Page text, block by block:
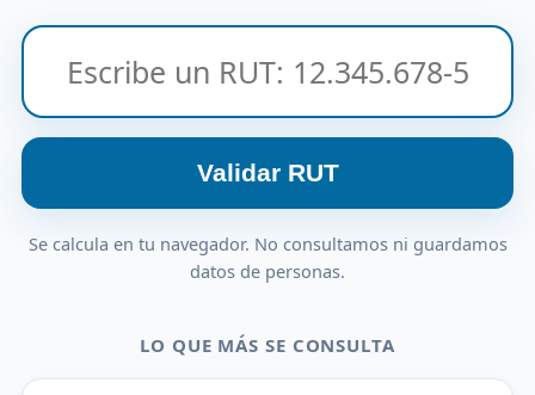
Validar RUT
Se calcula en tu navegador. No consultamos ni guardamos
datos de personas.
LO QUE MÁS SE CONSULTA